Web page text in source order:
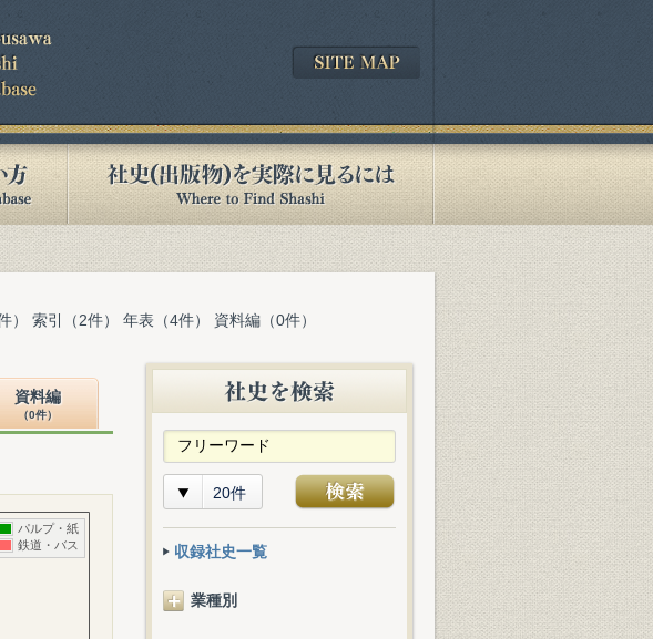
） 索引（2件） 年表（4件） 資料編（0件）
資料編
（0件）
20件
収録社史一覧
業種別